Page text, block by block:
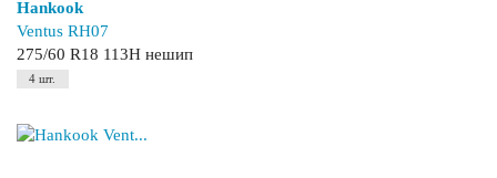
Hankook
Ventus RH07
275/60 R18 113H нешип
4 шт.